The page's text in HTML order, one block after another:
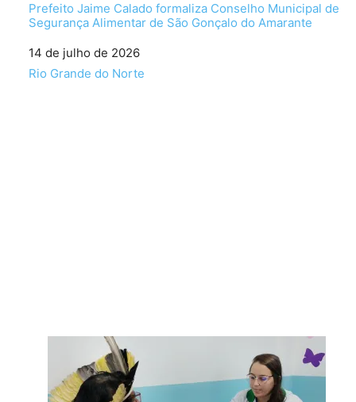
Prefeito Jaime Calado formaliza Conselho Municipal de
Segurança Alimentar de São Gonçalo do Amarante
Data
14 de julho de 2026
Em relação a
Rio Grande do Norte